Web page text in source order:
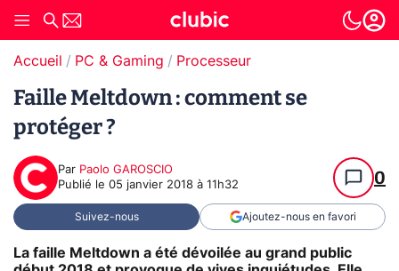
Accueil PC & Gaming Processeur
Faille Meltdown : comment se
protéger ?
Par Paolo GAROSCIO
Publié le 05 janvier 2018 à 11h32 0
Suivez-nous Ajoutez-nous en favori
La faille Meltdown a été dévoilée au grand public